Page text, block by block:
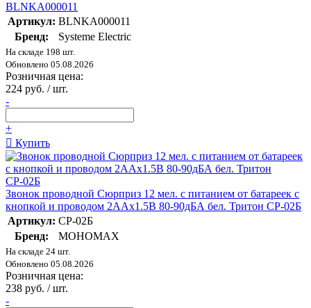
BLNKA000011
Артикул: BLNKA000011
Бренд:
Systeme Electric
На складе 198 шт.
Обновлено 05.08.2026
Розничная цена:
224 руб. / шт.
-
+
Купить
Звонок проводной Сюрприз 12 мел. с питанием от батареек с
кнопкой и проводом 2ААх1.5В 80-90дБА бел. Тритон СР-02Б
Артикул: СР-02Б
Бренд:
МОНОМАХ
На складе 24 шт.
Обновлено 05.08.2026
Розничная цена:
238 руб. / шт.
-